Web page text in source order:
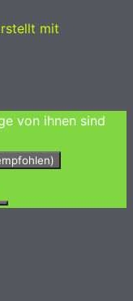
mit
von ihnen sind